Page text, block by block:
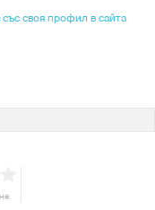
със своя профил в сайта